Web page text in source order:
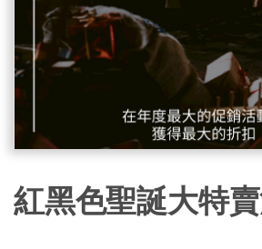
紅黑色聖誕大特